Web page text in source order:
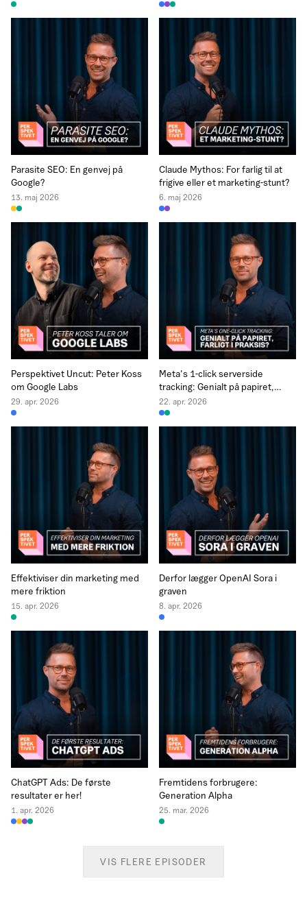
Parasite SEO: En genvej på
Google?
13. maj 2026
Claude Mythos: For farlig til at
frigive eller et marketing-stunt?
6. maj 2026
Perspektivet Uncut: Peter Koss
om Google Labs
29. apr. 2026
Meta's 1-click serverside
tracking: Genialt på papiret,
farligt i praksis?
22. apr. 2026
Effektiviser din marketing med
mere friktion
15. apr. 2026
Derfor lægger OpenAI Sora i
graven
8. apr. 2026
ChatGPT Ads: De første
resultater er her!
1. apr. 2026
Fremtidens forbrugere:
Generation Alpha
25. mar. 2026
VIS FLERE EPISODER